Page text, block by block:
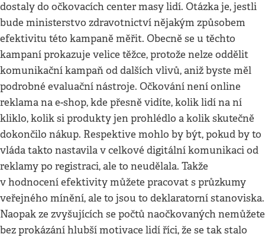
dostaly do očkovacích center masy lidí. Otázka je, jestli
bude ministerstvo zdravotnictví nějakým způsobem
efektivitu této kampaně měřit. Obecně se u těchto
kampaní prokazuje velice těžce, protože nelze oddělit
komunikační kampaň od dalších vlivů, aniž byste měl
podrobné evaluační nástroje. Očkování není online
reklama na e-shop, kde přesně vidíte, kolik lidí na ní
kliklo, kolik si produkty jen prohlédlo a kolik skutečně
dokončilo nákup. Respektive mohlo by být, pokud by to
vláda takto nastavila v celkové digitální komunikaci od
reklamy po registraci, ale to neudělala. Takže
v hodnocení efektivity můžete pracovat s průzkumy
veřejného mínění, ale to jsou to deklaratorní stanoviska.
Naopak ze zvyšujících se počtů naočkovaných nemůžete
bez prokázání hlubší motivace lidí říci, že se tak stalo